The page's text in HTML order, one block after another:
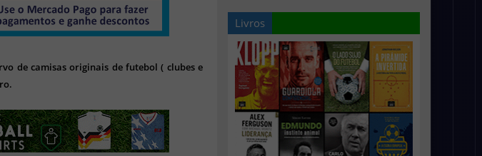
de camisas originais de futebol ( clubes e
Livros